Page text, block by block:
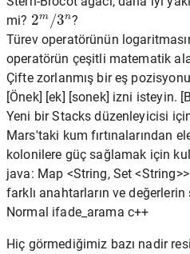
mi?
2m/3n
?
Türev operatörünün
operatörün çeşitli matematik
Çifte zorlanmış bir eş
[Önek] [ek] [sonek] izni isteyin.
Yeni bir Stacks düzenleyicisi
Mars'taki kum fırtınalarından
kolonilere güç sağlamak için
java: Map <String, Set
farklı anahtarların ve değerlerin
Normal ifade_arama c++
Hiç görmediğimiz bazı nadir